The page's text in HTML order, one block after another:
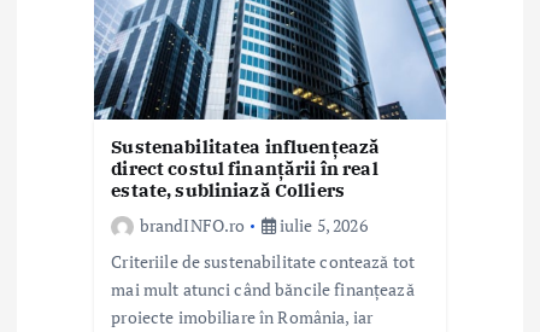
Sustenabilitatea influențează
direct costul finanțării în real
estate, subliniază Colliers
brandINFO.ro
iulie 5, 2026
Criteriile de sustenabilitate contează tot
mai mult atunci când băncile finanțează
proiecte imobiliare în România, iar